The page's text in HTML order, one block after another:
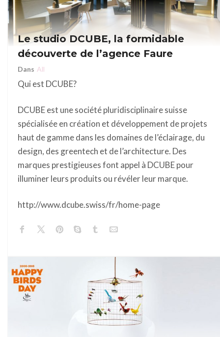
Le studio DCUBE, la formidable
découverte de l’agence Faure
Dans All
Qui est DCUBE?
DCUBE est une société pluridisciplinaire suisse
spécialisée en création et développement de projets
haut de gamme dans les domaines de l’éclairage, du
design, des greentech et de l’architecture. Des
marques prestigieuses font appel à DCUBE pour
illuminer leurs produits ou révéler leur marque.
http://www.dcube.swiss/fr/home-page